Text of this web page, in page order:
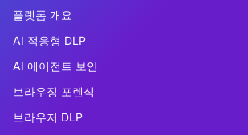
플랫폼 개요
AI 적응형 DLP
AI 에이전트 보안
브라우징 포렌식
브라우저 DLP